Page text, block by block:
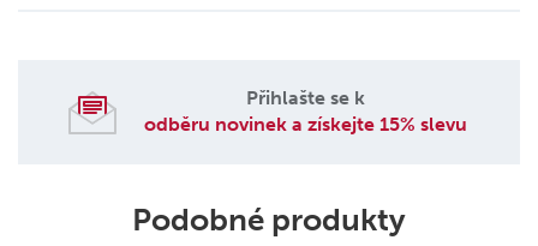
Přihlašte se k
odběru novinek a získejte 15% slevu
Podobné produkty